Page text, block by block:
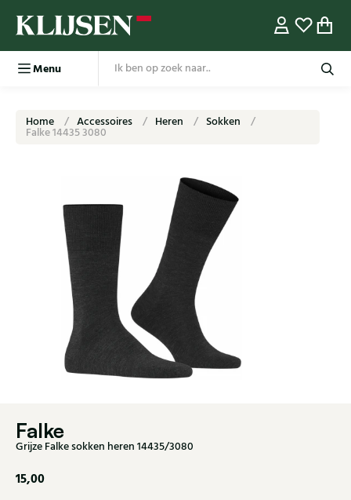
Menu
Home Accessoires Heren Sokken
Falke 14435 3080
Falke
Grijze Falke sokken heren 14435/3080
15,00